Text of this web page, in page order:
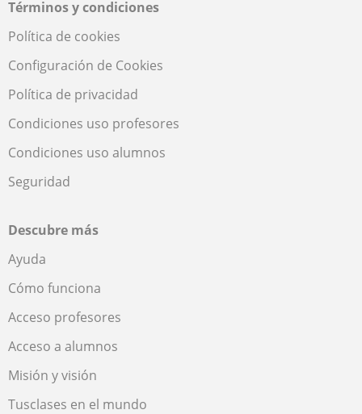
Términos y condiciones
Política de cookies
Configuración de Cookies
Política de privacidad
Condiciones uso profesores
Condiciones uso alumnos
Seguridad
Descubre más
Ayuda
Cómo funciona
Acceso profesores
Acceso a alumnos
Misión y visión
Tusclases en el mundo